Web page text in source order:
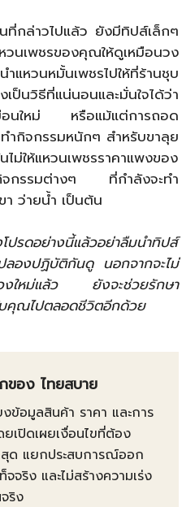
ที่กล่าวไปแล้ว ยังมีทิปส์เล็กๆ
นเพชรของคุณให้ดูเหมือนวง
แหวนหมั้นเพชรไปให้ที่ร้านชุบ
นวิธีที่แน่นอนและมั่นใจได้ว่า
อนใหม่ หรือแม้แต่การถอด
ำกิจกรรมหนักๆ สำหรับขาลุย
ม่ให้แหวนเพชรราคาแพงของ
จกรรมต่างๆ ที่กำลังจะทำ
า ว่ายน้ำ เป็นต้น
ปรดอย่างนี้แล้วอย่าลืมนำทิปส์
องปฏิบัติกันดู นอกจากจะไม่
วงใหม่แล้ว ยังจะช่วยรักษา
คุณไปตลอดชีวิตอีกด้วย
ของ ไทยสบาย
งข้อมูลสินค้า ราคา และการ
ยเปิดเผยเงื่อนไขที่ต้อง
สุด แยกประสบการณ์ออก
จจริง และไม่สร้างความเร่ง
ริง